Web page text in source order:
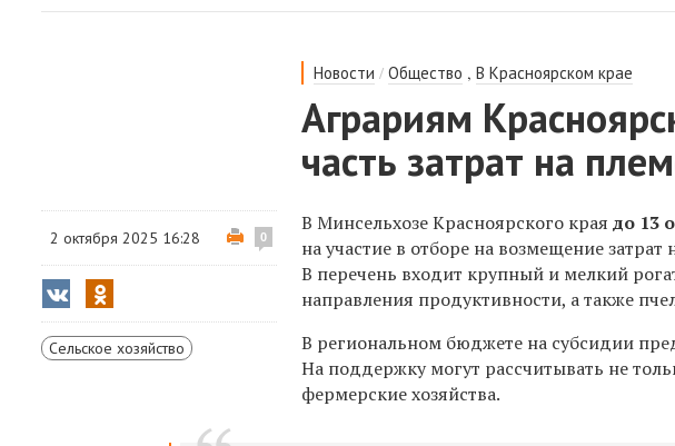
Новости /Общество ,В Красноярском крае
Аграриям
часть затрат на
2 октября 2025 16:28 0
Сельское хозяйство
В Минсельхозе Красноярского краядо 13
на участие в отборе на возмещение
В перечень входит крупный и мелкий
направления продуктивности, а также
В региональном бюджете на субсидии
На поддержку могут рассчитывать не
фермерские хозяйства.